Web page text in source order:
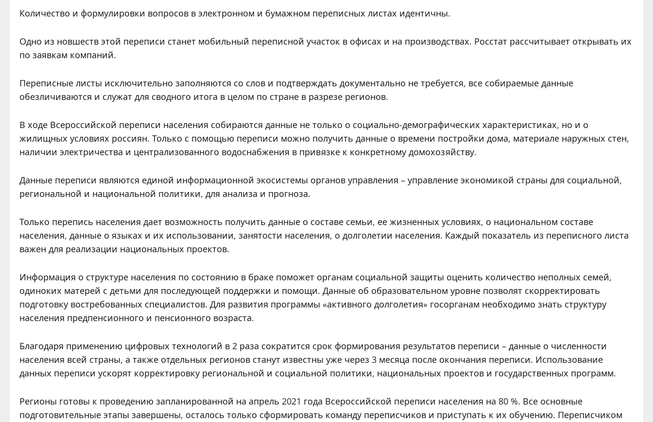
Количество и формулировки вопросов в электронном и бумажном переписных листах идентичны.
Одно из новшеств этой переписи станет мобильный переписной участок в офисах и на производствах. Росстат рассчитывает открывать их
по заявкам компаний.
Переписные листы исключительно заполняются со слов и подтверждать документально не требуется, все собираемые данные
обезличиваются и служат для сводного итога в целом по стране в разрезе регионов.
В ходе Всероссийской переписи населения собираются данные не только о социально-демографических характеристиках, но и о
жилищных условиях россиян. Только с помощью переписи можно получить данные о времени постройки дома, материале наружных стен,
наличии электричества и централизованного водоснабжения в привязке к конкретному домохозяйству.
Данные переписи являются единой информационной экосистемы органов управления – управление экономикой страны для социальной,
региональной и национальной политики, для анализа и прогноза.
Только перепись населения дает возможность получить данные о составе семьи, ее жизненных условиях, о национальном составе
населения, данные о языках и их использовании, занятости населения, о долголетии населения. Каждый показатель из переписного листа
важен для реализации национальных проектов.
Информация о структуре населения по состоянию в браке поможет органам социальной защиты оценить количество неполных семей,
одиноких матерей с детьми для последующей поддержки и помощи. Данные об образовательном уровне позволят скорректировать
подготовку востребованных специалистов. Для развития программы «активного долголетия» госорганам необходимо знать структуру
населения предпенсионного и пенсионного возраста.
Благодаря применению цифровых технологий в 2 раза сократится срок формирования результатов переписи – данные о численности
населения всей страны, а также отдельных регионов станут известны уже через 3 месяца после окончания переписи. Использование
данных переписи ускорят корректировку региональной и социальной политики, национальных проектов и государственных программ.
Регионы готовы к проведению запланированной на апрель 2021 года Всероссийской переписи населения на 80 %. Все основные
подготовительные этапы завершены, осталось только сформировать команду переписчиков и приступать к их обучению. Переписчиком